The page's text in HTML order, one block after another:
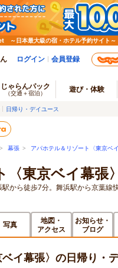
～日本最大級の宿・ホテル予約サイト～
ログイン 会員登録
じゃらんパック
（交通＋宿泊） 遊び・体験
日帰り・デイユース
> 幕張 > アパホテル＆リゾート〈東京ベイ
東京ベイ幕張〉
から徒歩7分。舞浜駅から京葉線
写真
地図・
アクセス
お知らせ・
ブログ
イ幕張〉の日帰り・